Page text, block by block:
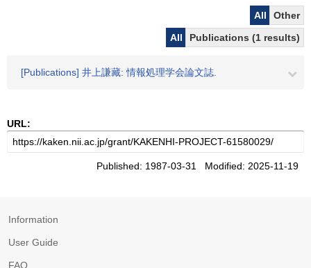
All
Other
All
Publications (1 results)
[Publications] 井上謙藏: 情報処理学会論文誌.
URL:
Published: 1987-03-31 Modified: 2025-11-19
Information
User Guide
FAQ